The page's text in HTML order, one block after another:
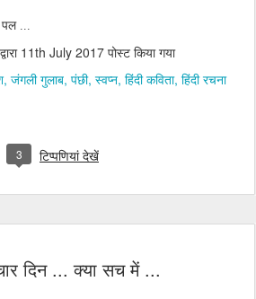
पल ...
11th July 2017पोस्ट किया गया
जंगली गुलाब पंछी स्वप्न हिंदी कविता हिंदी रचना
3 टिप्पणियां देखें
दिन ... क्या सच में ...